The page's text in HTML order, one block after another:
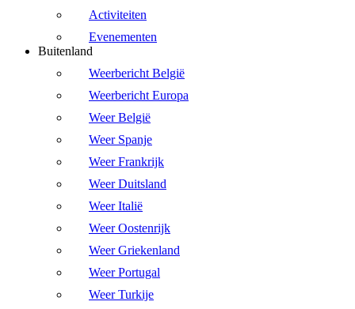
Activiteiten
Evenementen
Buitenland
Weerbericht België
Weerbericht Europa
Weer België
Weer Spanje
Weer Frankrijk
Weer Duitsland
Weer Italië
Weer Oostenrijk
Weer Griekenland
Weer Portugal
Weer Turkije